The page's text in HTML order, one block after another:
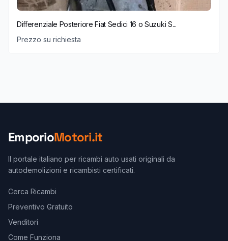
Differenziale Posteriore Fiat Sedici 16 o Suzuki S...
Prezzo su richiesta
EmporioMotori.it
Il portale italiano per ricambi auto usati originali da
autodemolizioni e ricambisti certificati.
Cerca Ricambi
Preventivo Gratuito
Venditori
Come Funziona